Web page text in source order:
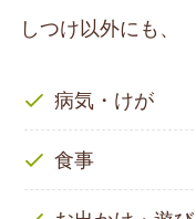
しつけ以外にも、
病気・けが
食事